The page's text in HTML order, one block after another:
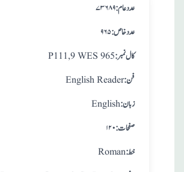
۷۳۶۸۹:عدد عام
۹۶۵:عدد خاص
P111,9 WES 965 :کال نمبر
English Reader :فن
English:زبان
۱۲۰ :صفحات
Roman:خط